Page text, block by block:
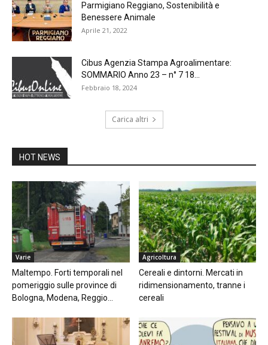
Parmigiano Reggiano, Sostenibilità e
Benessere Animale
Aprile 21, 2022
Cibus Agenzia Stampa Agroalimentare:
SOMMARIO Anno 23 – n° 7 18...
Febbraio 18, 2024
Carica altri
HOT NEWS
Varie
Maltempo. Forti temporali nel
pomeriggio sulle province di
Bologna, Modena, Reggio...
Agricoltura
Cereali e dintorni. Mercati in
ridimensionamento, tranne i
cereali